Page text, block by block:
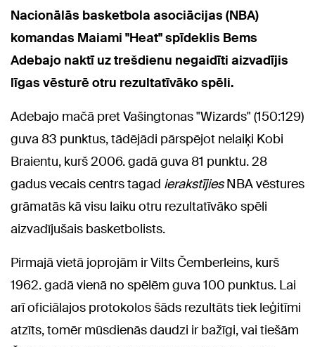
Nacionālās basketbola asociācijas (NBA)
komandas Maiami "Heat" spīdeklis Bems
Adebajo naktī uz trešdienu negaidīti aizvadījis
līgas vēsturē otru rezultatīvāko spēli.
Adebajo mačā pret Vašingtonas "Wizards" (150:129)
guva 83 punktus, tādējādi pārspējot nelaiķi Kobi
Braientu, kurš 2006. gadā guva 81 punktu. 28
gadus vecais centrs tagad ierakstījiesNBA vēstures
grāmatās kā visu laiku otru rezultatīvāko spēli
aizvadījušais basketbolists.
Pirmajā vietā joprojām ir Vilts Čemberleins, kurš
1962. gadā vienā no spēlēm guva 100 punktus. Lai
arī oficiālajos protokolos šāds rezultāts tiek leģitīmi
atzīts, tomēr mūsdienās daudzi ir bažīgi, vai tiešām